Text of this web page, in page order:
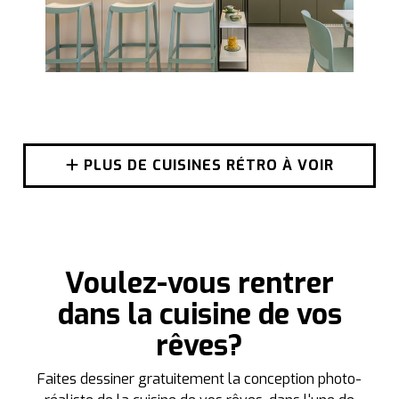
PLUS DE CUISINES RÉTRO À VOIR
Voulez-vous rentrer
dans la cuisine de vos
rêves?
Faites dessiner gratuitement la conception photo-